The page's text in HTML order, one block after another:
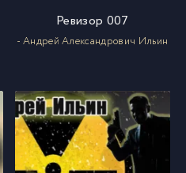
Ревизор 007
- Андрей Александрович Ильин